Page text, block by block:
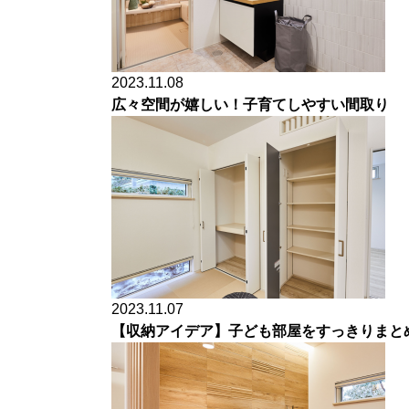
2023.11.08
広々空間が嬉しい！子育てしやすい間取り
2023.11.07
【収納アイデア】子ども部屋をすっきりま